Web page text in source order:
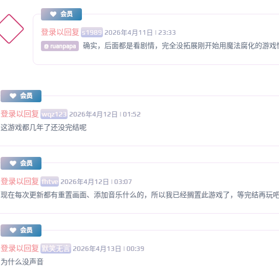
会员
登录以回复 s1989 2026年4月11日 | 23:33
@ ruanpapa 确实，后面都是看剧情，完全没拓展刚开始用魔法腐化的游戏
会员
登录以回复 wqz123 2026年4月12日 | 01:52
这游戏都几年了还没完结呢
会员
登录以回复 fhtve 2026年4月12日 | 03:07
现在每次更新都有重置画面、添加音乐什么的，所以我已经搁置此游戏了，等完结再玩
会员
登录以回复 默笑无言 2026年4月13日 | 00:39
为什么没声音